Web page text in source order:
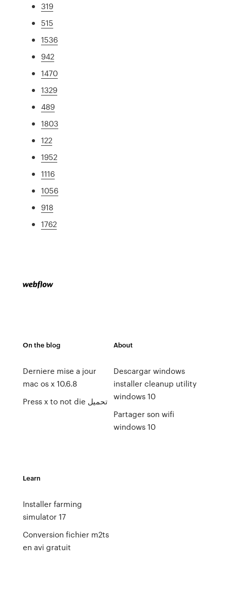
319
515
1536
942
1470
1329
489
1803
122
1952
1116
1056
918
1762
On the blog
Derniere mise a jour
mac os x 10.6.8
Press x to not die تحميل
About
Descargar windows
installer cleanup utility
windows 10
Partager son wifi
windows 10
Learn
Installer farming
simulator 17
Conversion fichier m2ts
en avi gratuit